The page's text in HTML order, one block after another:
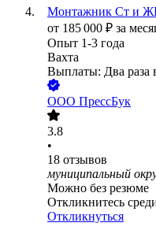
Монтажник Ст и
от 185 000 ₽ за
Опыт 1-3 года
Вахта
Выплаты: Два раза
ООО ПрессБук
3.8
•
18 отзывов
муниципальный
Можно без резюме
Откликнитесь
Откликнуться